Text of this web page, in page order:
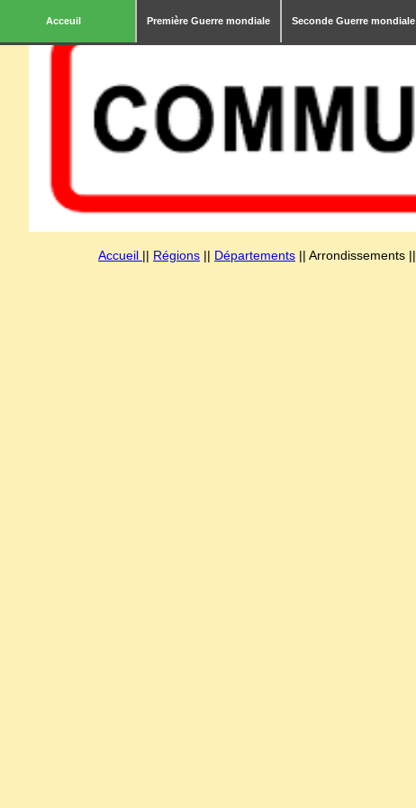
Acceuil Première Guerre mondiale Seconde Guerre mondiale
Accueil || Régions || Départements || Arrondissements ||